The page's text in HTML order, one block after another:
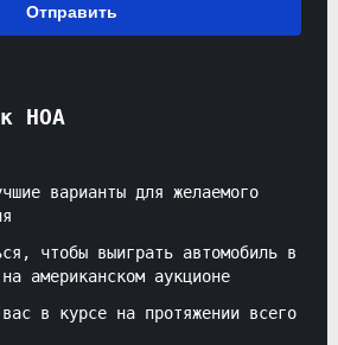
Отправить
HOA
варианты для желаемого
чтобы выиграть автомобиль в
американском аукционе
в курсе на протяжении всего